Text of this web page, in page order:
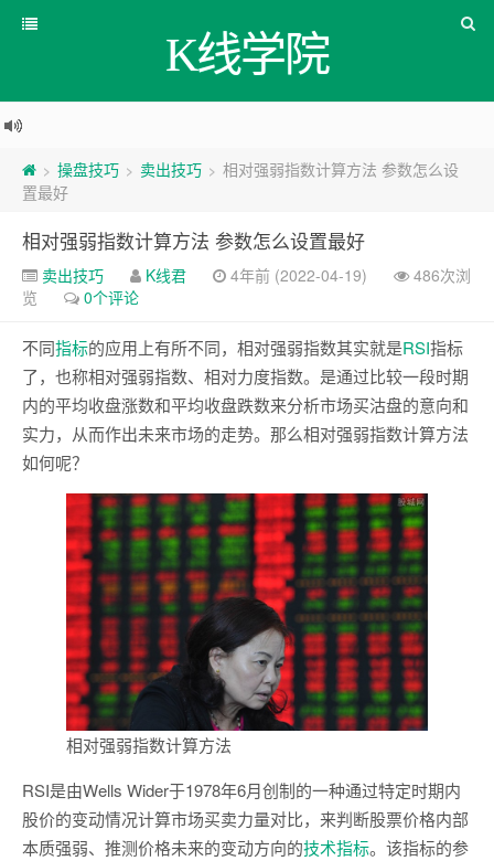
K线学院
> 操盘技巧 > 卖出技巧 > 相对强弱指数计算方法 参数怎么设
置最好
相对强弱指数计算方法 参数怎么设置最好
卖出技巧 K线君 4年前 (2022-04-19)
486次浏
览
0个评论
不同指标的应用上有所不同，相对强弱指数其实就是RSI指标
了，也称相对强弱指数、相对力度指数。是通过比较一段时期
内的平均收盘涨数和平均收盘跌数来分析市场买沽盘的意向和
实力，从而作出未来市场的走势。那么相对强弱指数计算方法
如何呢？
相对强弱指数计算方法
RSI是由Wells Wider于1978年6月创制的一种通过特定时期内
股价的变动情况计算市场买卖力量对比，来判断股票价格内部
本质强弱、推测价格未来的变动方向的技术指标。该指标的参